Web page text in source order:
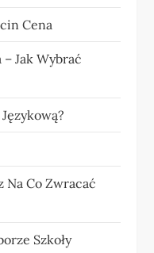
Cena
– Jak Wybrać
Na Co Zwracać
Szkoły